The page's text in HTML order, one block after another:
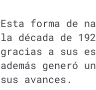
Esta forma de
la década de
gracias a sus
además
sus avances.